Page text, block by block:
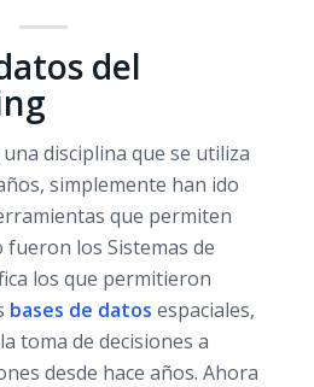
del
disciplina que se utiliza
simplemente han ido
que permiten
fueron los Sistemas de
los que permitieron
bases de datos espaciales,
toma de decisiones a
desde hace años. Ahora